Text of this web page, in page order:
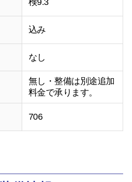
検9.3
込み
なし
無し・整備は別途追加
料金で承ります。
706